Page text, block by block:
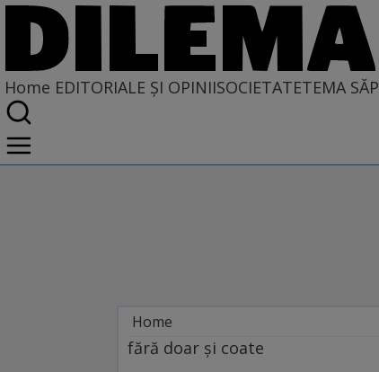
Home EDITORIALE ȘI OPINIISOCIETATETEMA
Home
EDITORIALE ȘI OPINII
TÎLC SHOW
fără doar şi coate